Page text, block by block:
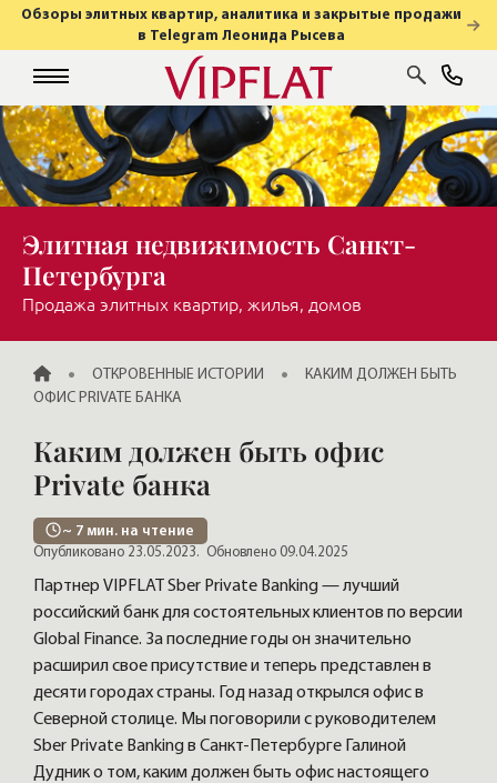
Обзоры элитных квартир, аналитика и закрытые продажи
в Telegram Леонида Рысева
Элитная недвижимость Санкт-
Петербурга
Продажа элитных квартир, жилья, домов
ГЛАВНАЯОТКРОВЕННЫЕ ИСТОРИИ
КАКИМ ДОЛЖЕН БЫТЬ
ОФИС PRIVATE БАНКА
Каким должен быть офис
Private банка
~ 7 мин. на чтение
Опубликовано 23.05.2023. Обновлено 09.04.2025
Партнер VIPFLAT Sber Private Banking — лучший
российский банк для состоятельных клиентов по версии
Global Finance. За последние годы он значительно
расширил свое присутствие и теперь представлен в
десяти городах страны. Год назад открылся офис в
Северной столице. Мы поговорили с руководителем
Sber Private Banking в Санкт-Петербурге Галиной
Дудник о том, каким должен быть офис настоящего